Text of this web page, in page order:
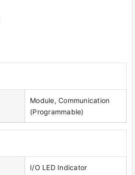
Module, Communication
(Programmable)
I/O LED Indicator